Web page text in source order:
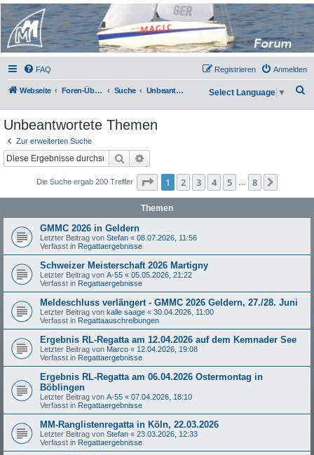
Micro Magic Forum
Deutschland
FAQ Anmelden
Registrieren
Webseite Foren-Übersicht Suche Unbeantwortete Themen Select Language ▼
Unbeantwortete Themen
Zur erweiterten Suche
Suche
Die Suche ergab 200 Treffer Seite 1von
1 2 3 4 5 8
Themen
GMMC 2026 in Geldern
Letzter Beitrag von Stefan « 08.07.2026, 11:56
Verfasst in Regattaergebnisse
Schweizer Meisterschaft 2026 Martigny
Letzter Beitrag von A-55 « 05.05.2026, 21:22
Verfasst in Regattaergebnisse
Meldeschluss verlängert - GMMC 2026 Geldern, 27./28. Juni
Letzter Beitrag von kalle saage « 30.04.2026, 11:00
Verfasst in Regattaauschreibungen
Ergebnis RL-Regatta am 12.04.2026 auf dem Kemnader See
Letzter Beitrag von Marco « 12.04.2026, 19:08
Verfasst in Regattaergebnisse
Ergebnis RL-Regatta am 06.04.2026 Ostermontag in
Böblingen
Letzter Beitrag von A-55 « 07.04.2026, 18:10
Verfasst in Regattaergebnisse
MM-Ranglistenregatta in Köln, 22.03.2026
Letzter Beitrag von Stefan « 23.03.2026, 12:33
Verfasst in Regattaergebnisse